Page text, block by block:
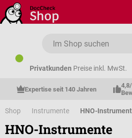
Zum Hauptinhalt springen
Privatkunden Preise inkl. MwSt.
Expertise seit 140 Jahren
Shop Instrumente HNO-
HNO-Instrumente